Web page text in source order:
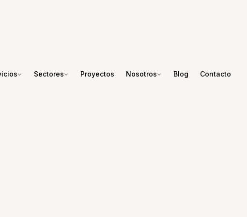
Sectores Proyectos Nosotros Blog Contacto